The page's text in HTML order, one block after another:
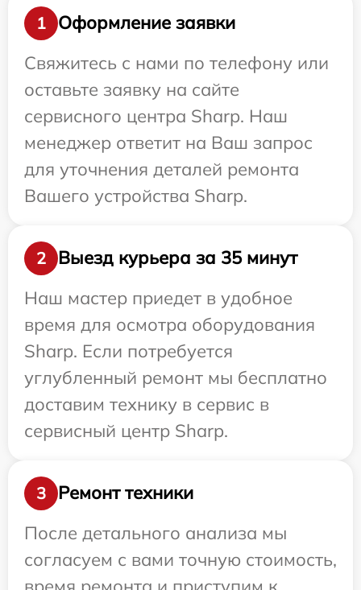
1
Оформление заявки
Свяжитесь с нами по телефону или
оставьте заявку на сайте
сервисного центра Sharp. Наш
менеджер ответит на Ваш запрос
для уточнения деталей ремонта
Вашего устройства Sharp.
2
Выезд курьера за 35 минут
Наш мастер приедет в удобное
время для осмотра оборудования
Sharp. Если потребуется
углубленный ремонт мы бесплатно
доставим технику в сервис в
сервисный центр Sharp.
3
Ремонт техники
После детального анализа мы
согласуем с вами точную стоимость,